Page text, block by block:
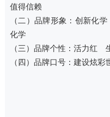
值得信赖
（二）品牌形象：创新
化学
（三）品牌个性：活力红
（四）品牌口号：建设炫